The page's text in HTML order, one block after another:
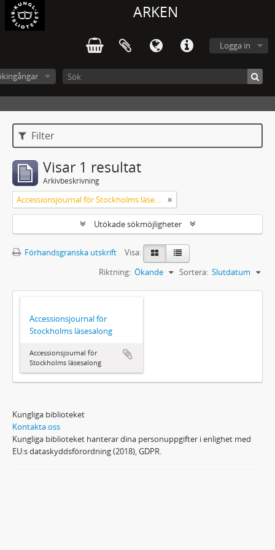
ARKEN
Logga in
Filter
Visar 1 resultat
Arkivbeskrivning
Accessionsjournal för Stockholms läsesalong
Utökade sökmöjligheter
Förhandsgranska utskrift
Visa:
Sortera: Slutdatum
Riktning: Ökande
Accessionsjournal för
Stockholms läsesalong
Accessionsjournal för
Stockholms läsesalong
Kungliga biblioteket
Kontakta oss
Kungliga biblioteket hanterar dina personuppgifter i enlighet med
EU:s dataskyddsförordning (2018), GDPR.